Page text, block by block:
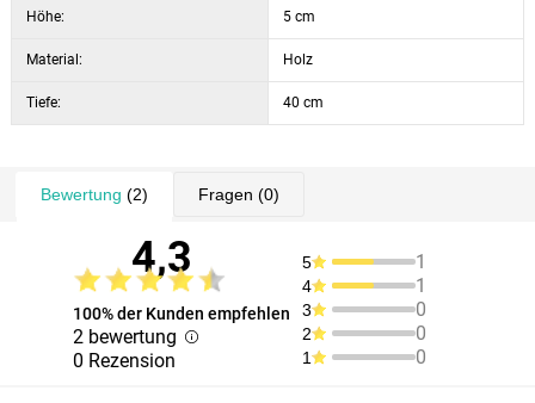
Höhe: 5 cm
Material: Holz
Tiefe: 40 cm
Bewertung (2) Fragen (0)
4,3
100% der Kunden empfehlen
2 bewertung
0 Rezension
5 1
4 1
3 0
2 0
1 0